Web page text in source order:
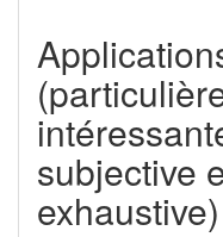
subjective
exhaustive)